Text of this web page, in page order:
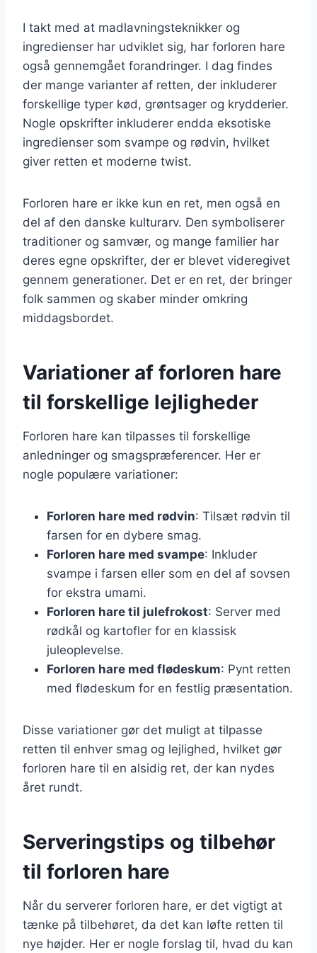
I takt med at madlavningsteknikker og
ingredienser har udviklet sig, har forloren hare
også gennemgået forandringer. I dag findes
der mange varianter af retten, der inkluderer
forskellige typer kød, grøntsager og krydderier.
Nogle opskrifter inkluderer endda eksotiske
ingredienser som svampe og rødvin, hvilket
giver retten et moderne twist.
Forloren hare er ikke kun en ret, men også en
del af den danske kulturarv. Den symboliserer
traditioner og samvær, og mange familier har
deres egne opskrifter, der er blevet videregivet
gennem generationer. Det er en ret, der bringer
folk sammen og skaber minder omkring
middagsbordet.
Variationer af forloren hare
til forskellige lejligheder
Forloren hare kan tilpasses til forskellige
anledninger og smagspræferencer. Her er
nogle populære variationer:
Forloren hare med rødvin: Tilsæt rødvin til
farsen for en dybere smag.
Forloren hare med svampe: Inkluder
svampe i farsen eller som en del af sovsen
for ekstra umami.
Forloren hare til julefrokost: Server med
rødkål og kartofler for en klassisk
juleoplevelse.
Forloren hare med flødeskum: Pynt retten
med flødeskum for en festlig præsentation.
Disse variationer gør det muligt at tilpasse
retten til enhver smag og lejlighed, hvilket gør
forloren hare til en alsidig ret, der kan nydes
året rundt.
Serveringstips og tilbehør
til forloren hare
Når du serverer forloren hare, er det vigtigt at
tænke på tilbehøret, da det kan løfte retten til
nye højder. Her er nogle forslag til, hvad du kan